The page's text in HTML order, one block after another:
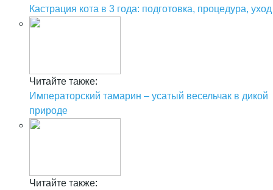
Кастрация кота в 3 года: подготовка, процедура, уход
Читайте также:
Императорский тамарин – усатый весельчак в дикой
природе
Читайте также: